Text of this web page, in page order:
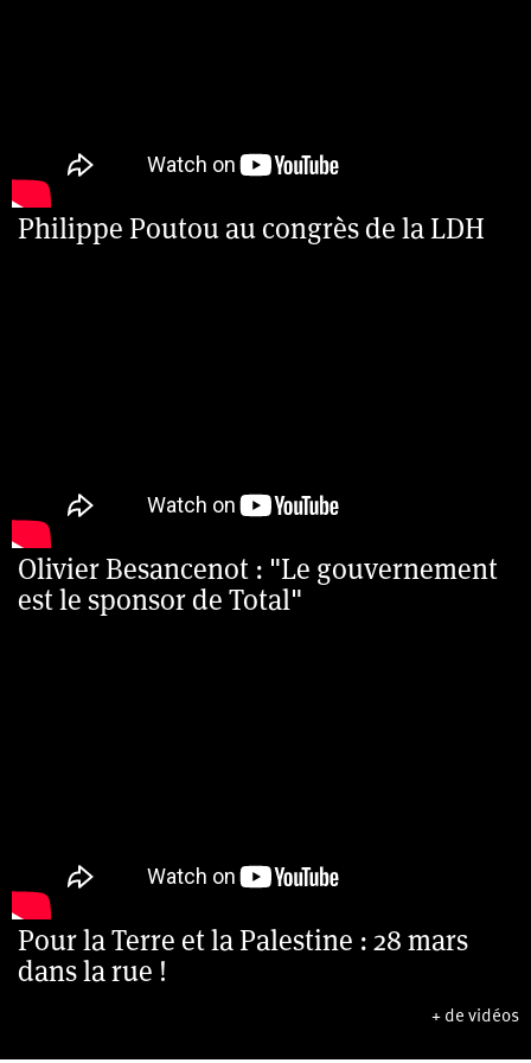
Philippe Poutou au congrès de la LDH
Olivier Besancenot : "Le gouvernement
est le sponsor de Total"
Pour la Terre et la Palestine : 28 mars
dans la rue !
+ de vidéos